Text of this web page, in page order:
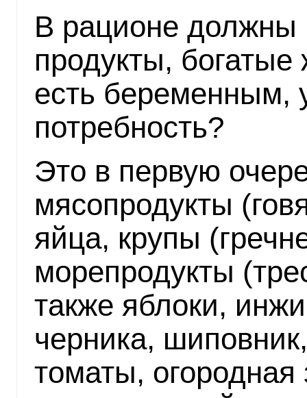
В рационе должны
продукты,
есть беременным,
потребность?
Это в первую
мясопродукты
яйца, крупы
морепродукты
также яблоки,
черника,
томаты,